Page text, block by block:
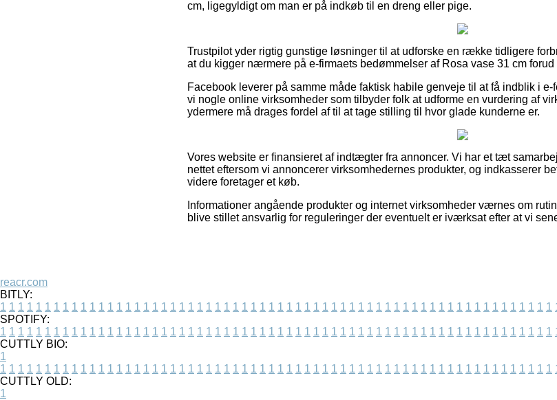
cm, ligegyldigt om man er på indkøb til en dreng eller pige.
Trustpilot yder rigtig gunstige løsninger til at udforske en række tidligere
at du kigger nærmere på e-firmaets bedømmelser af Rosa vase 31 cm forud
Facebook leverer på samme måde faktisk habile genveje til at få indblik i
vi nogle online virksomheder som tilbyder folk at udforme en vurdering af
ydermere må drages fordel af til at tage stilling til hvor glade kunderne er.
Vores website er finansieret af indtægter fra annoncer. Vi har et tæt
nettet eftersom vi annoncerer virksomhedernes produkter, og indkasserer
videre foretager et køb.
Informationer angående produkter og internet virksomheder værnes om
blive stillet ansvarlig for reguleringer der eventuelt er iværksat efter at vi
reacr.com
BITLY:
1 1 1 1 1 1 1 1 1 1 1 1 1 1 1 1 1 1 1 1 1 1 1 1 1 1 1 1 1 1 1 1 1 1 1 1 1 1 1 1 1 1 1 1 1 1 1 1 1 1 1 1 1 1 1 1 1 1 1 1 1 1
SPOTIFY:
1 1 1 1 1 1 1 1 1 1 1 1 1 1 1 1 1 1 1 1 1 1 1 1 1 1 1 1 1 1 1 1 1 1 1 1 1 1 1 1 1 1 1 1 1 1 1 1 1 1 1 1 1 1 1 1 1 1 1 1 1 1
CUTTLY BIO:
1
1 1 1 1 1 1 1 1 1 1 1 1 1 1 1 1 1 1 1 1 1 1 1 1 1 1 1 1 1 1 1 1 1 1 1 1 1 1 1 1 1 1 1 1 1 1 1 1 1 1 1 1 1 1 1 1 1 1 1 1 1 1
CUTTLY OLD:
1